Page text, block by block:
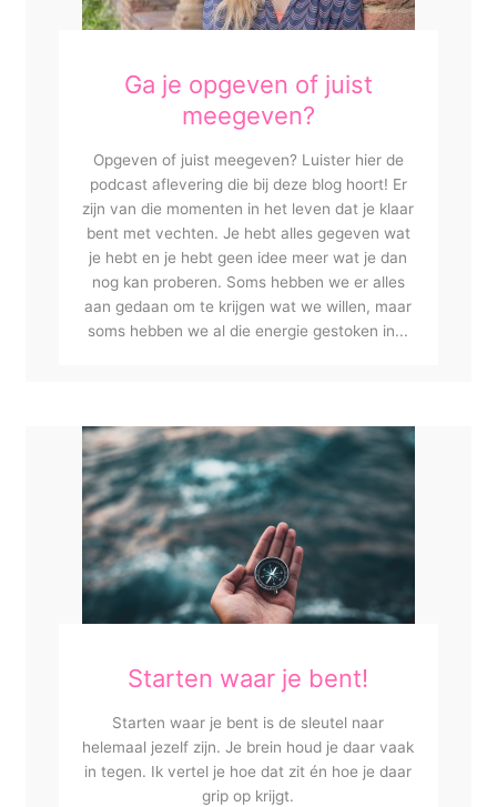
Ga je opgeven of juist
meegeven?
Opgeven of juist meegeven? Luister hier de
podcast aflevering die bij deze blog hoort! Er
zijn van die momenten in het leven dat je klaar
bent met vechten. Je hebt alles gegeven wat
je hebt en je hebt geen idee meer wat je dan
nog kan proberen. Soms hebben we er alles
aan gedaan om te krijgen wat we willen, maar
soms hebben we al die energie gestoken in...
Starten waar je bent!
Starten waar je bent is de sleutel naar
helemaal jezelf zijn. Je brein houd je daar vaak
in tegen. Ik vertel je hoe dat zit én hoe je daar
grip op krijgt.